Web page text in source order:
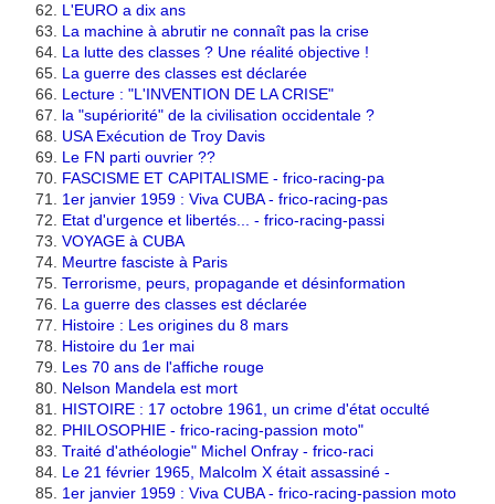
L'EURO a dix ans
La machine à abrutir ne connaît pas la crise
La lutte des classes ? Une réalité objective !
La guerre des classes est déclarée
Lecture : "L'INVENTION DE LA CRISE"
la "supériorité" de la civilisation occidentale ?
USA Exécution de Troy Davis
Le FN parti ouvrier ??
FASCISME ET CAPITALISME - frico-racing-pa
1er janvier 1959 : Viva CUBA - frico-racing-pas
Etat d'urgence et libertés... - frico-racing-passi
VOYAGE à CUBA
Meurtre fasciste à Paris
Terrorisme, peurs, propagande et désinformation
La guerre des classes est déclarée
Histoire : Les origines du 8 mars
Histoire du 1er mai
Les 70 ans de l'affiche rouge
Nelson Mandela est mort
HISTOIRE : 17 octobre 1961, un crime d'état occulté
PHILOSOPHIE - frico-racing-passion moto"
Traité d'athéologie" Michel Onfray - frico-raci
Le 21 février 1965, Malcolm X était assassiné -
1er janvier 1959 : Viva CUBA - frico-racing-passion moto